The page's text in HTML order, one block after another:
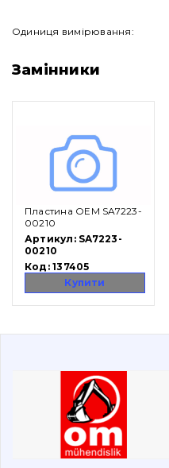
Про нас
Вакансії
Каталог
Фільтри та мастильні матеріали
Ходова частина
Ножі, ріжучі кромки
Захист (ковша, адаптера)
написати
листа
Одиниця вимірювання:
Замінники
Пластина OEM SA7223-
00210
Артикул: SA7223-
00210
Код:137405
Купити